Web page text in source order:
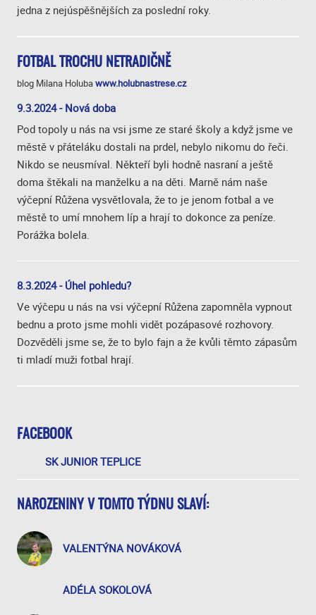
FACEBOOK
SK JUNIOR TEPLICE
NAROZENINY V TOMTO TÝDNU SLAVÍ:
VALENTÝNA NOVÁKOVÁ
ADÉLA SOKOLOVÁ
jedna z nejúspěšnějších za poslední roky.
FOTBAL TROCHU NETRADIČNĚ
blog Milana Holubawww.holubnastrese.cz
9.3.2024 - Nová doba
Pod topoly u nás na vsi jsme ze staré školy a když jsme ve
městě v přáteláku dostali na prdel, nebylo nikomu do řeči.
Nikdo se neusmíval. Někteří byli hodně nasraní a ještě
doma štěkali na manželku a na děti. Marně nám naše
výčepní Růžena vysvětlovala, že to je jenom fotbal a ve
městě to umí mnohem líp a hrají to dokonce za peníze.
Porážka bolela.
8.3.2024 - Úhel pohledu?
Ve výčepu u nás na vsi výčepní Růžena zapomněla vypnout
bednu a proto jsme mohli vidět pozápasové rozhovory.
Dozvěděli jsme se, že to bylo fajn a že kvůli těmto zápasům
ti mladí muži fotbal hrají.